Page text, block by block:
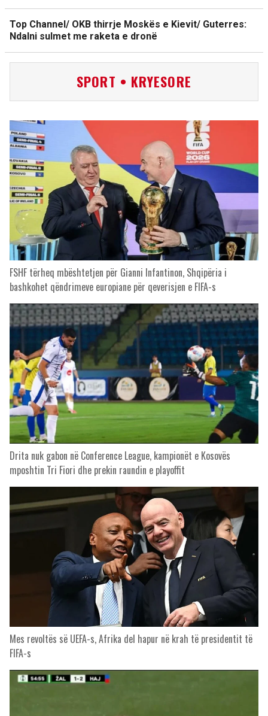
Top Channel/ OKB thirrje Moskës e Kievit/ Guterres:
Ndalni sulmet me raketa e dronë
SPORT • KRYESORE
FSHF tërheq mbështetjen për Gianni Infantinon, Shqipëria i
bashkohet qëndrimeve europiane për qeverisjen e FIFA-s
Drita nuk gabon në Conference League, kampionët e Kosovës
mposhtin Tri Fiori dhe prekin raundin e playoffit
Mes revoltës së UEFA-s, Afrika del hapur në krah të presidentit të
FIFA-s